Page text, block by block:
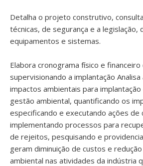
Detalha o projeto construtivo,
técnicas, de segurança e a legislação,
equipamentos e sistemas.
Elabora cronograma físico e
supervisionando a implantação
impactos ambientais para
gestão ambiental, quantificando os
especificando e executando ações de
implementando processos para
de rejeitos, pesquisando e
geram diminuição de custos e
ambiental nas atividades da indústria